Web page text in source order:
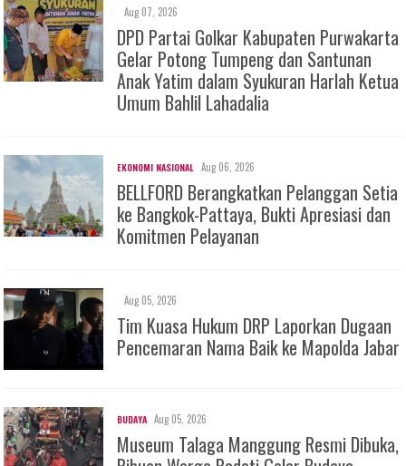
Aug 07, 2026
DPD Partai Golkar Kabupaten Purwakarta
Gelar Potong Tumpeng dan Santunan
Anak Yatim dalam Syukuran Harlah Ketua
Umum Bahlil Lahadalia
EKONOMI NASIONAL Aug 06, 2026
BELLFORD Berangkatkan Pelanggan Setia
ke Bangkok-Pattaya, Bukti Apresiasi dan
Komitmen Pelayanan
Aug 05, 2026
Tim Kuasa Hukum DRP Laporkan Dugaan
Pencemaran Nama Baik ke Mapolda Jabar
BUDAYA Aug 05, 2026
Museum Talaga Manggung Resmi Dibuka,